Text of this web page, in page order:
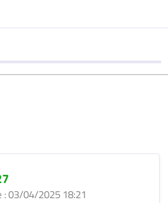
: 03/04/2025 18:21